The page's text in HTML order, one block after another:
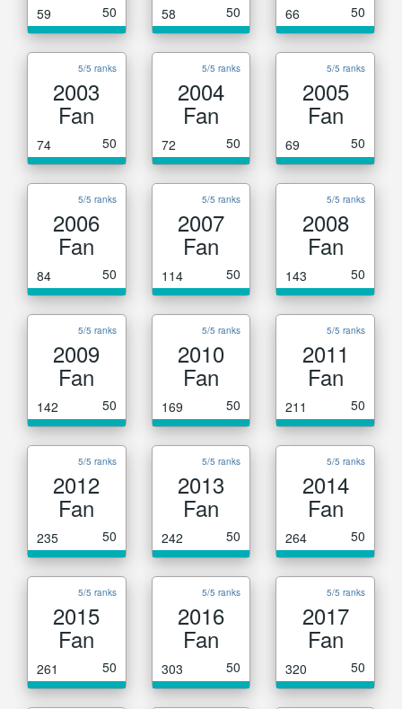
59 50 58 50 66 50
5/5 ranks
2003
Fan
74 50
5/5 ranks
2004
Fan
72 50
5/5 ranks
2005
Fan
69 50
5/5 ranks
2006
Fan
84 50
5/5 ranks
2007
Fan
114 50
5/5 ranks
2008
Fan
143 50
5/5 ranks
2009
Fan
142 50
5/5 ranks
2010
Fan
169 50
5/5 ranks
2011
Fan
211 50
5/5 ranks
2012
Fan
235 50
5/5 ranks
2013
Fan
242 50
5/5 ranks
2014
Fan
264 50
5/5 ranks
2015
Fan
261 50
5/5 ranks
2016
Fan
303 50
5/5 ranks
2017
Fan
320 50